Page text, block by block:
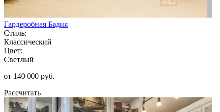
Гардеробная Бадия
Стиль:
Классический
Цвет:
Светлый
от 140 000 руб.
Рассчитать